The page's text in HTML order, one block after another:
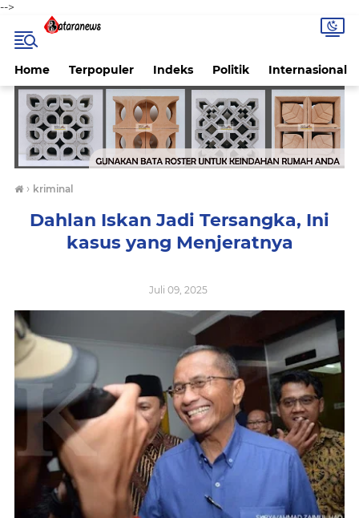
-->
Home Terpopuler Indeks Politik Internasional
› kriminal
Dahlan Iskan Jadi Tersangka, Ini
kasus yang Menjeratnya
Juli 09, 2025